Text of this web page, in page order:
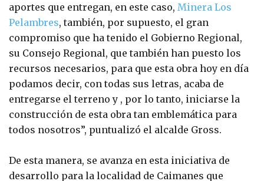
aportes que entregan, en este caso, Minera Los
Pelambres, también, por supuesto, el gran
compromiso que ha tenido el Gobierno Regional,
su Consejo Regional, que también han puesto los
recursos necesarios, para que esta obra hoy en día
podamos decir, con todas sus letras, acaba de
entregarse el terreno y , por lo tanto, iniciarse la
construcción de esta obra tan emblemática para
todos nosotros”, puntualizó el alcalde Gross.
De esta manera, se avanza en esta iniciativa de
desarrollo para la localidad de Caimanes que